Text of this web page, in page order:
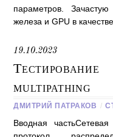
параметров.
железа и GPU в
19.10.2023
multipathing
ДМИТРИЙ ПАТРАКОВ /
Вводная